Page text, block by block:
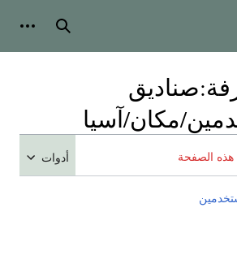
بحث
:صناديق
مكان/آسيا
الصفحة أدوات